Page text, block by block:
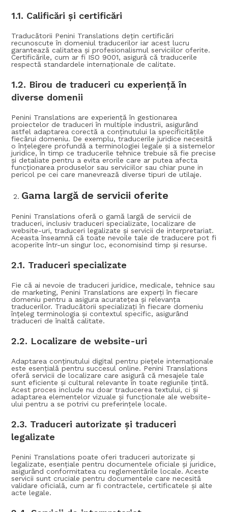
1.1. Calificări și certificări
Traducătorii Penini Translations dețin certificări
recunoscute în domeniul traducerilor iar acest lucru
garantează calitatea și profesionalismul serviciilor oferite.
Certificările, cum ar fi ISO 9001, asigură că traducerile
respectă standardele internaționale de calitate.
1.2. Birou de traduceri cu experiență în
diverse domenii
Penini Translations are experiență în gestionarea
proiectelor de traduceri în multiple industrii, asigurând
astfel adaptarea corectă a conținutului la specificitățile
fiecărui domeniu. De exemplu, traducerile juridice necesită
o înțelegere profundă a terminologiei legale și a sistemelor
juridice, în timp ce traducerile tehnice trebuie să fie precise
și detaliate pentru a evita erorile care ar putea afecta
funcționarea produselor sau serviciilor sau chiar pune in
pericol pe cei care manevrează diverse tipuri de utilaje.
Gama largă de servicii oferite
Penini Translations oferă o gamă largă de servicii de
traduceri, inclusiv traduceri specializate, localizare de
website-uri, traduceri legalizate și servicii de interpretariat.
Aceasta înseamnă că toate nevoile tale de traducere pot fi
acoperite într-un singur loc, economisind timp și resurse.
2.1. Traduceri specializate
Fie că ai nevoie de traduceri juridice, medicale, tehnice sau
de marketing, Penini Translations are experți în fiecare
domeniu pentru a asigura acuratețea și relevanța
traducerilor. Traducătorii specializați în fiecare domeniu
înțeleg terminologia și contextul specific, asigurând
traduceri de înaltă calitate.
2.2. Localizare de website-uri
Adaptarea conținutului digital pentru piețele internaționale
este esențială pentru succesul online. Penini Translations
oferă servicii de localizare care asigură că mesajele tale
sunt eficiente și cultural relevante în toate regiunile țintă.
Acest proces include nu doar traducerea textului, ci și
adaptarea elementelor vizuale și funcționale ale website-
ului pentru a se potrivi cu preferințele locale.
2.3. Traduceri autorizate și traduceri
legalizate
Penini Translations poate oferi traduceri autorizate și
legalizate, esențiale pentru documentele oficiale și juridice,
asigurând conformitatea cu reglementările locale. Aceste
servicii sunt cruciale pentru documentele care necesită
validare oficială, cum ar fi contractele, certificatele și alte
acte legale.